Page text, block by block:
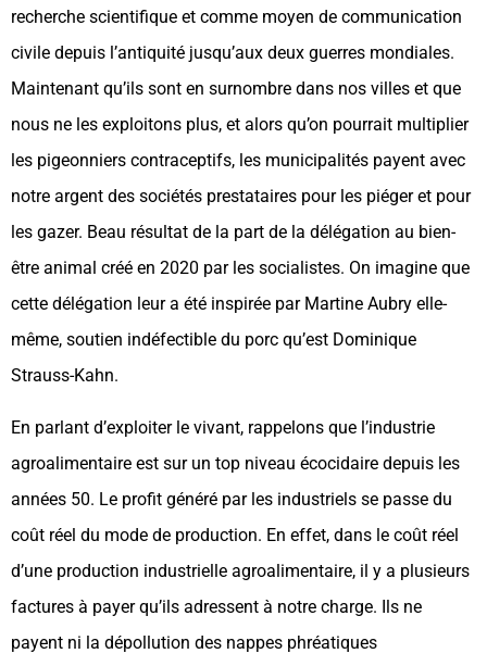
recherche scientifique et comme moyen de communication
civile depuis l’antiquité jusqu’aux deux guerres mondiales.
Maintenant qu’ils sont en surnombre dans nos villes et que
nous ne les exploitons plus, et alors qu’on pourrait multiplier
les pigeonniers contraceptifs, les municipalités payent avec
notre argent des sociétés prestataires pour les piéger et pour
les gazer. Beau résultat de la part de la délégation au bien-
être animal créé en 2020 par les socialistes. On imagine que
cette délégation leur a été inspirée par Martine Aubry elle-
même, soutien indéfectible du porc qu’est Dominique
Strauss-Kahn.
En parlant d’exploiter le vivant, rappelons que l’industrie
agroalimentaire est sur un top niveau écocidaire depuis les
années 50. Le profit généré par les industriels se passe du
coût réel du mode de production. En effet, dans le coût réel
d’une production industrielle agroalimentaire, il y a plusieurs
factures à payer qu’ils adressent à notre charge. Ils ne
payent ni la dépollution des nappes phréatiques